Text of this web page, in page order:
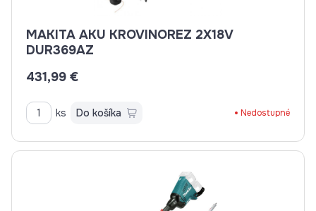
MAKITA AKU KROVINOREZ 2X18V
DUR369AZ
431,99 €
ks Do košíka Nedostupné